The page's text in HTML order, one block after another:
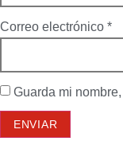
Correo electrónico *
Guarda mi